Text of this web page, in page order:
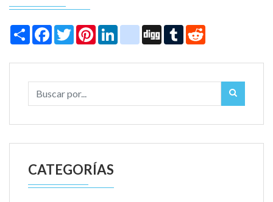
Share Facebook
TwitterPinterestLinkedIninstagram
Digg Tumblr
CATEGORÍAS